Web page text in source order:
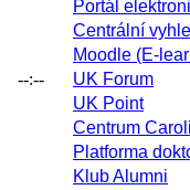
--:--
Portál
Centrální
Moodle (E-
UK Forum
UK Point
Centrum
Platforma
Klub Alumni